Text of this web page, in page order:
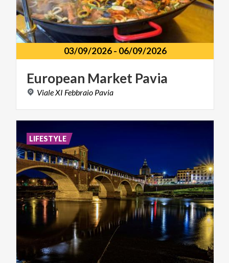
03/09/2026- 06/09/2026
European Market Pavia
Viale XI Febbraio Pavia
LIFESTYLE